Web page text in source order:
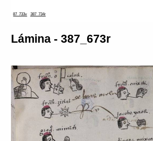
87_733v 387_734r
Lámina - 387_673r